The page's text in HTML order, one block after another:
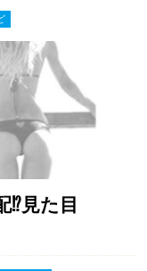
⁉️見た目